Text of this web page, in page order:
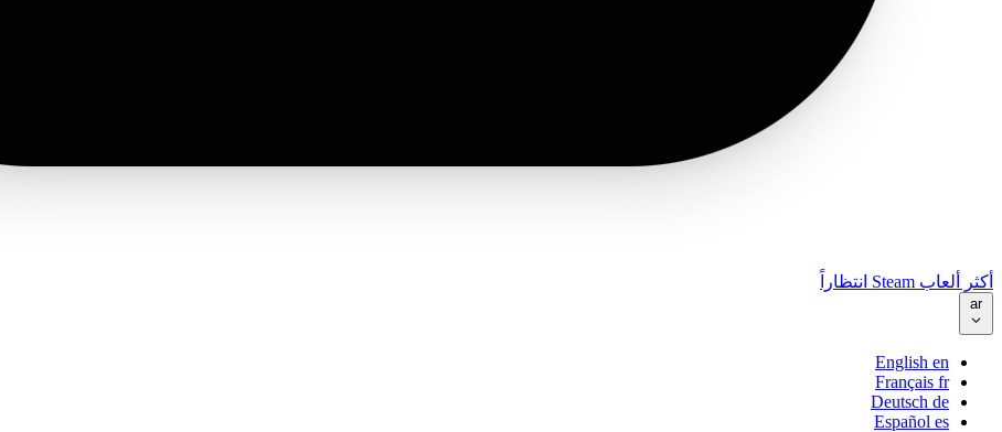
أكثر ألعاب Steam انتظاراً
ar
English en
Français fr
Deutsch de
Español es